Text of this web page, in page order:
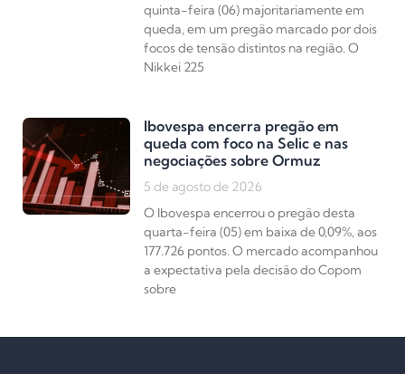
quinta-feira (06) majoritariamente em
queda, em um pregão marcado por dois
focos de tensão distintos na região. O
Nikkei 225
Ibovespa encerra pregão em
queda com foco na Selic e nas
negociações sobre Ormuz
5 de agosto de 2026
O Ibovespa encerrou o pregão desta
quarta-feira (05) em baixa de 0,09%, aos
177.726 pontos. O mercado acompanhou
a expectativa pela decisão do Copom
sobre